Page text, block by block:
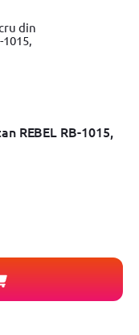
REBEL RB-1015,